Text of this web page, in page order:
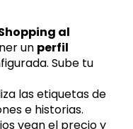
al
un perfil
Sube tu
las etiquetas de
e historias.
vean el precio y